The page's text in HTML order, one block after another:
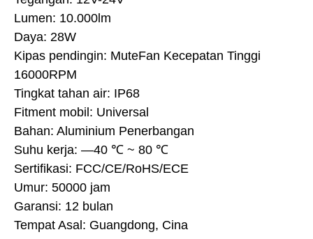
Lumen: 10.000lm
Daya: 28W
Kipas pendingin: MuteFan Kecepatan Tinggi
16000RPM
Tingkat tahan air: IP68
Fitment mobil: Universal
Bahan: Aluminium Penerbangan
Suhu kerja: —40 ℃ ~ 80 ℃
Sertifikasi: FCC/CE/RoHS/ECE
Umur: 50000 jam
Garansi: 12 bulan
Tempat Asal: Guangdong, Cina